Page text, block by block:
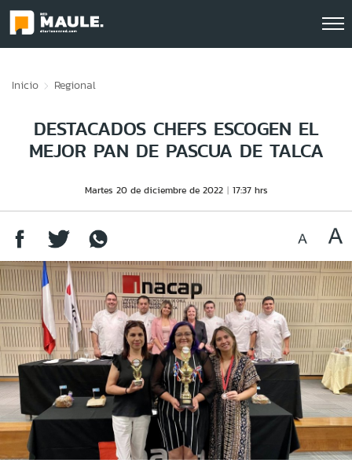
Inicio Regional
DESTACADOS CHEFS ESCOGEN EL
MEJOR PAN DE PASCUA DE TALCA
Martes 20 de diciembre de 2022 17:37 hrs